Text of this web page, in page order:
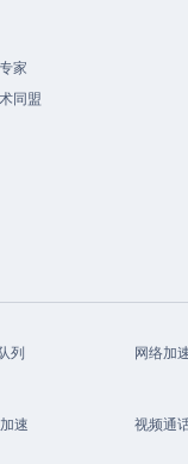
家
同盟
列 网络加
速 视频通